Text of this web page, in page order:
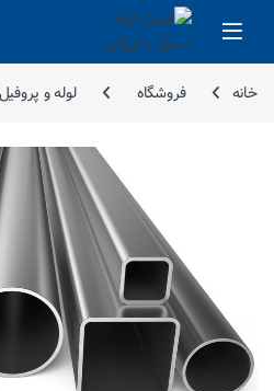
Skip to navigation
Skip to content
خانه فروشگاه لوله و